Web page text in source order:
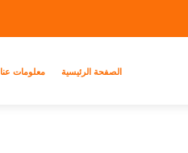
الصفحة الرئيسية معلومات عنا